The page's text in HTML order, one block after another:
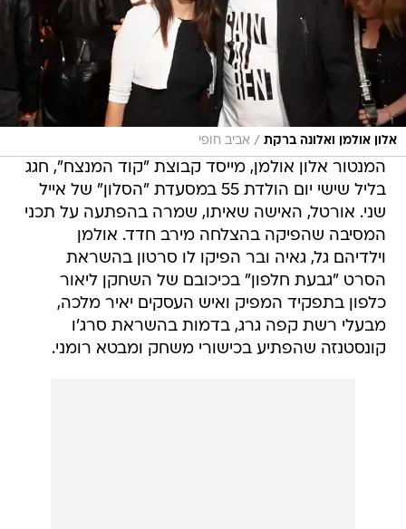
אלון אולמן ואלונה ברקת / אביב חופי
המנטור אלון אולמן, מייסד קבוצת "קוד המנצח", חגג
בליל שישי יום הולדת 55 במסעדת "הסלון" של אייל
שני. אורטל, האישה שאיתו, שמרה בהפתעה על תכני
המסיבה שהפיקה בהצלחה מירב חדד. אולמן
וילדיהם גל, גאיה ובר הפיקו לו סרטון בהשראת
הסרט "גבעת חלפון" בכיכובם של השחקן ליאור
כלפון בתפקיד המפיק ואיש העסקים יאיר מלכה,
מבעלי רשת קפה גרג, בדמות בהשראת סרג'ו
קונסטנזה שהפתיע בכישורי משחק ומבטא רומני.